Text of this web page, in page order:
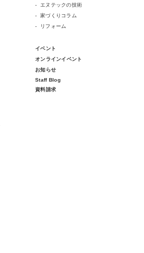
エヌテックの技術
家づくりコラム
リフォーム
イベント
オンラインイベント
お知らせ
Staff Blog
資料請求